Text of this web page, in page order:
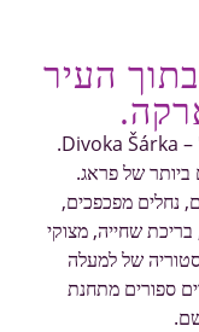
העיר
שמורת "דיווקה שארקה" – Divoka Šárka.
ביותר של פראג.
נחלים מפכפכים,
שחייה, מצוקי
של למעלה
ספורים מתחנת